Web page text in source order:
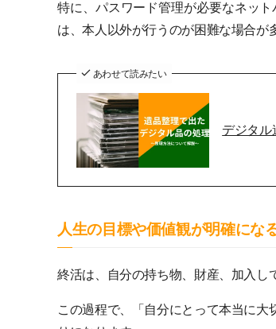
特に、パスワード管理が必要なネッ
は、本人以外が行うのが困難な場合が
あわせて読みたい
デジタル
人生の目標や価値観が明確にな
終活は、自分の持ち物、財産、加入し
この過程で、「自分にとって本当に